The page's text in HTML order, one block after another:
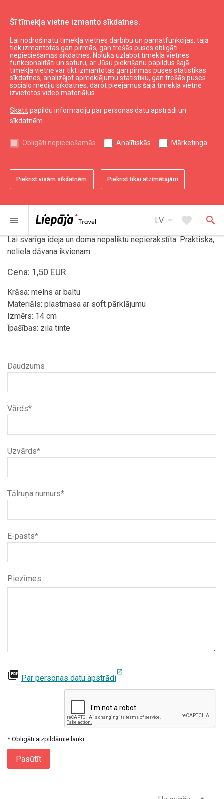
Šī tīmekļa vietne izmanto sīkdatnes.
Lai nodrošinātu tīmekļa vietnes darbību un pamatfunkcijas, tajā
tiek izmantotas gan pirmās, gan trešās puses obligāti
nepieciešamās sīkdatnes. Nolūkā uzlabot tīmekļa vietnes
funkcionalitāti un saturu, ar Jūsu piekrišanu papildus šajā
tīmekļa vietnē var tikt izmantotas gan pirmās puses statistikas
sīkdatnes, analizējot apmeklējumu statistiku, gan trešās puses
sociālo mediju sīkdatnes, darot pieejamus šajā tīmekļa vietnē
izvietotos video materiālus.
Skatītpapildu informāciju par personas datu apstrādi un
sīkdatnēm.
Obligāti nepieciešamās Analītiskās Mārketinga
Piekrist visām sīkdatnēm Piekrist tikai atzīmētajām
menu LV arrow_drop_down favorite search
Aktuāli Liepājas suvenīri
Pildspalva
Lai svarīga ideja un doma nepaliktu nepierakstīta. Praktiska,
neliela dāvana ikvienam.
Cena: 1,50 EUR
Krāsa: melns ar baltu
Materiāls: plastmasa ar soft pārklājumu
Izmērs: 14 cm
Īpašības: zila tinte
Daudzums
Vārds*
Uzvārds*
Tālruņa numurs*
E-pasts*
Piezīmes
picture_as_pdf Par personas datu apstrādi
open_in_new
* Obligāti aizpildāmie lauki
Pasūtīt